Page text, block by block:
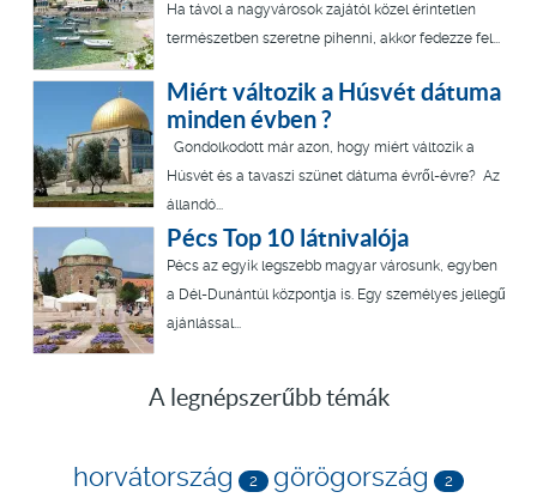
Ha távol a nagyvárosok zajától közel érintetlen
természetben szeretne pihenni, akkor fedezze fel...
Miért változik a Húsvét dátuma
minden évben ?
Gondolkodott már azon, hogy miért változik a
Húsvét és a tavaszi szünet dátuma évről-évre? Az
állandó...
Pécs Top 10 látnivalója
Pécs az egyik legszebb magyar városunk, egyben
a Dél-Dunántúl központja is. Egy személyes jellegű
ajánlással...
A legnépszerűbb témák
horvátország 2 görögország 2